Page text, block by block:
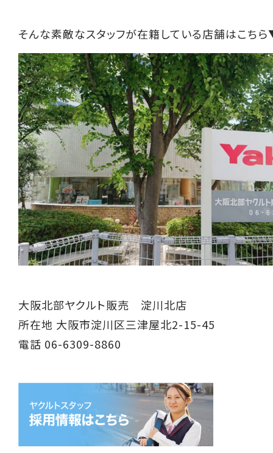
そんな素敵なスタッフが在籍している店舗はこち
大阪北部ヤクルト販売 淀川北店
所在地 大阪市淀川区三津屋北2-15-45
電話 06-6309-8860